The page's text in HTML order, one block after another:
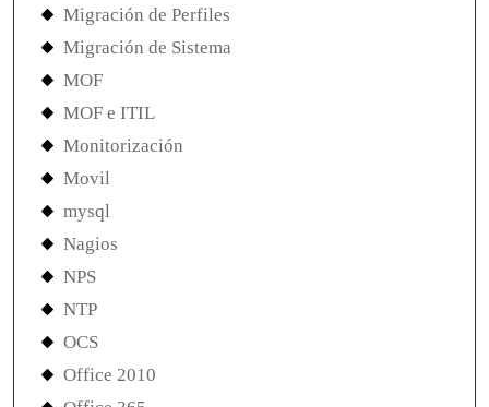
Migración de Perfiles
Migración de Sistema
MOF
MOF e ITIL
Monitorización
Movil
mysql
Nagios
NPS
NTP
OCS
Office 2010